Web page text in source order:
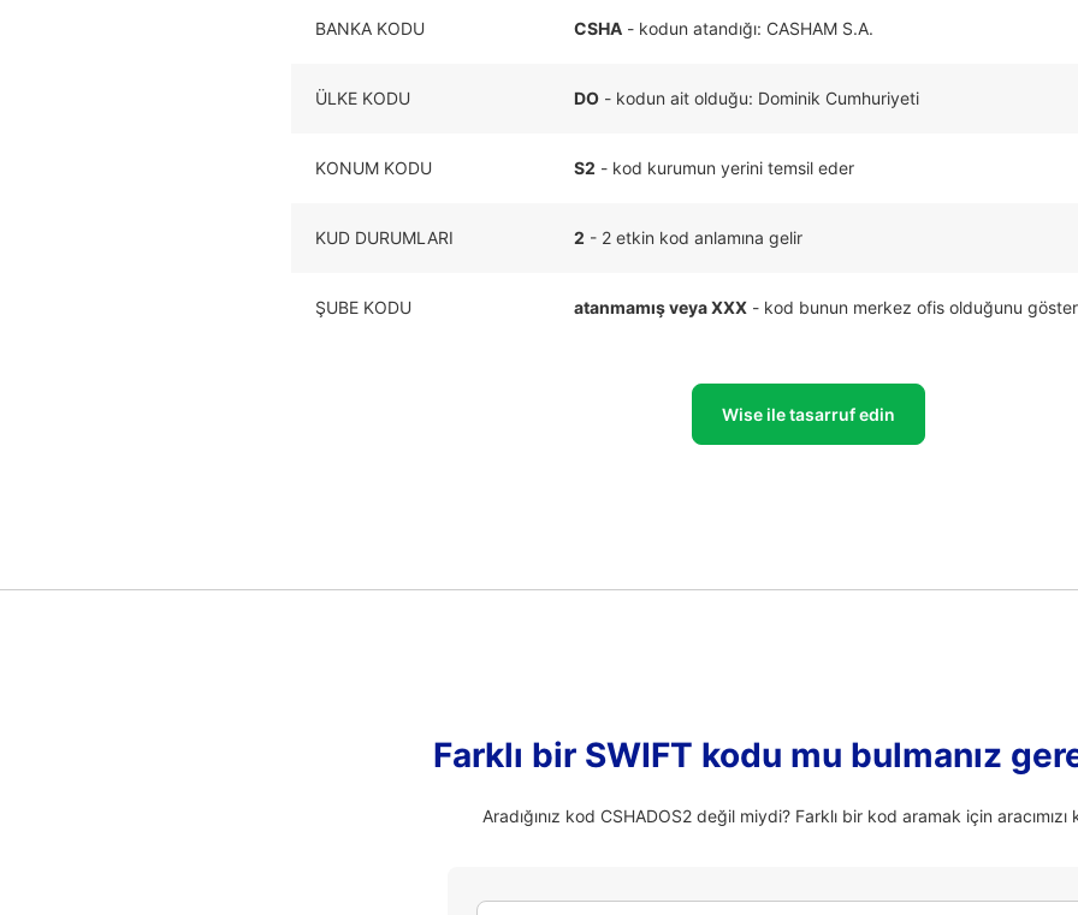
BANKA KODU CSHA - kodun atandığı: CASHAM S.A.
ÜLKE KODU DO - kodun ait olduğu: Dominik Cumhuriyeti
KONUM KODU S2 - kod kurumun yerini temsil eder
KUD DURUMLARI 2 - 2 etkin kod anlamına gelir
ŞUBE KODU atanmamış veya XXX - kod bunun merkez ofis olduğunu
Wise ile tasarruf edin
Farklı bir SWIFT kodu mu bulmanız
Aradığınız kod CSHADOS2 değil miydi? Farklı bir kod aramak için aracımızı